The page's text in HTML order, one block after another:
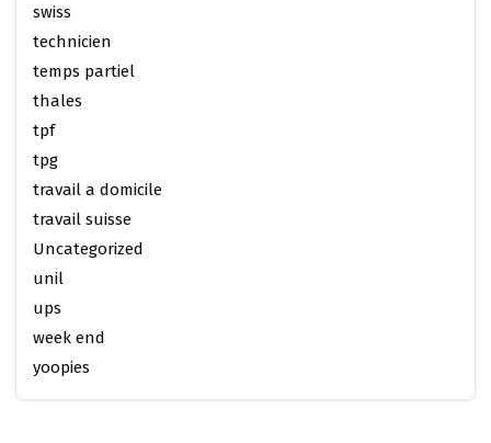
swiss
technicien
temps partiel
thales
tpf
tpg
travail a domicile
travail suisse
Uncategorized
unil
ups
week end
yoopies